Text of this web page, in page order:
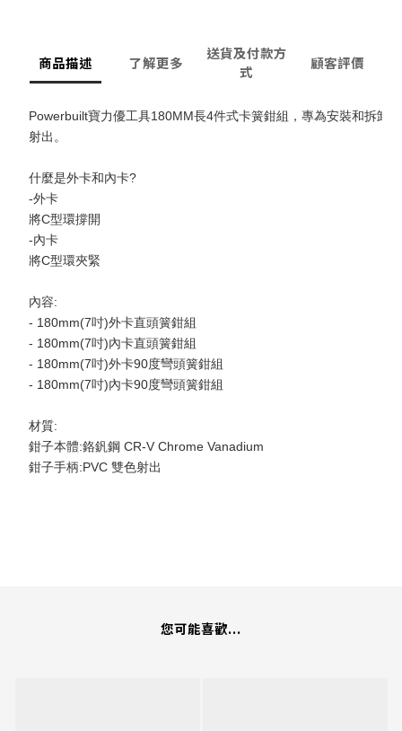
商品描述 了解更多
送貨及付款方
式
顧客評價
Powerbuilt寶力優工具180MM長4件式卡簧鉗組，專為安裝和拆卸
射出。
什麼是外卡和內卡?
-外卡
將C型環撐開
-內卡
將C型環夾緊
內容:
- 180mm(7吋)外卡直頭簧鉗組
- 180mm(7吋)內卡直頭簧鉗組
- 180mm(7吋)外卡90度彎頭簧鉗組
- 180mm(7吋)內卡90度彎頭簧鉗組
材質:
鉗子本體:鉻釩鋼 CR-V Chrome Vanadium
鉗子手柄:PVC 雙色射出
您可能喜歡...